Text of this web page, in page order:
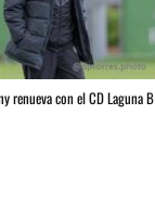
renueva con el CD Laguna B